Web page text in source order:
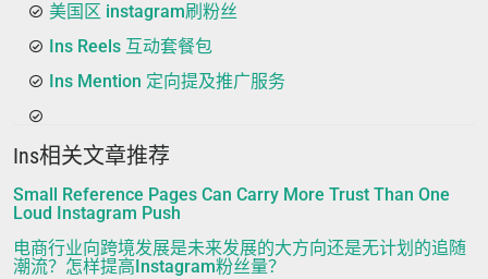
美国区 instagram刷粉丝
Ins Reels 互动套餐包
Ins Mention 定向提及推广服务
Ins相关文章推荐
Small Reference Pages Can Carry More Trust Than One
Loud Instagram Push
电商行业向跨境发展是未来发展的大方向还是无计划的追随
潮流？怎样提高Instagram粉丝量？